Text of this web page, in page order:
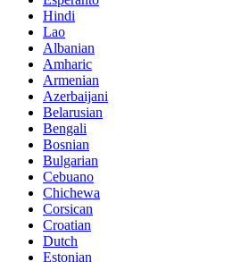
Hindi
Lao
Albanian
Amharic
Armenian
Azerbaijani
Belarusian
Bengali
Bosnian
Bulgarian
Cebuano
Chichewa
Corsican
Croatian
Dutch
Estonian